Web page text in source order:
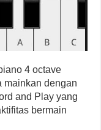
4 octave
mainkan dengan
and Play yang
bermain